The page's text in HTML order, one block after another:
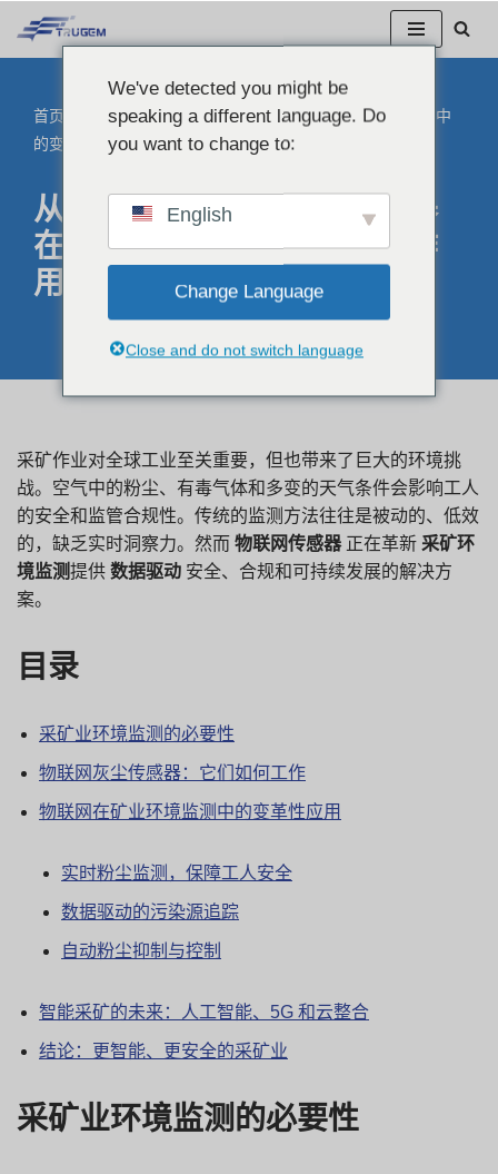
跳
正首页 博客"从灰尘到数据：物联网传感器在采矿环境监测中
的变革性作用
从灰尘到数据：物联网传感器
在采矿环境监测中的变革性作
用
采矿作业对全球工业至关重要，但也带来了巨大的环境挑
战。空气中的粉尘、有毒气体和多变的天气条件会影响工人
的安全和监管合规性。传统的监测方法往往是被动的、低效
的，缺乏实时洞察力。然而 物联网传感器正在革新 采矿环
境监测提供 数据驱动 安全、合规和可持续发展的解决方
案。
目录
采矿业环境监测的必要性
物联网灰尘传感器：它们如何工作
物联网在矿业环境监测中的变革性应用
实时粉尘监测，保障工人安全
数据驱动的污染源追踪
自动粉尘抑制与控制
智能采矿的未来：人工智能、5G 和云整合
结论：更智能、更安全的采矿业
采矿业环境监测的必要性
We've detected you might be
speaking a different language. Do
you want to change to:
English
Change Language
Close and do not switch language